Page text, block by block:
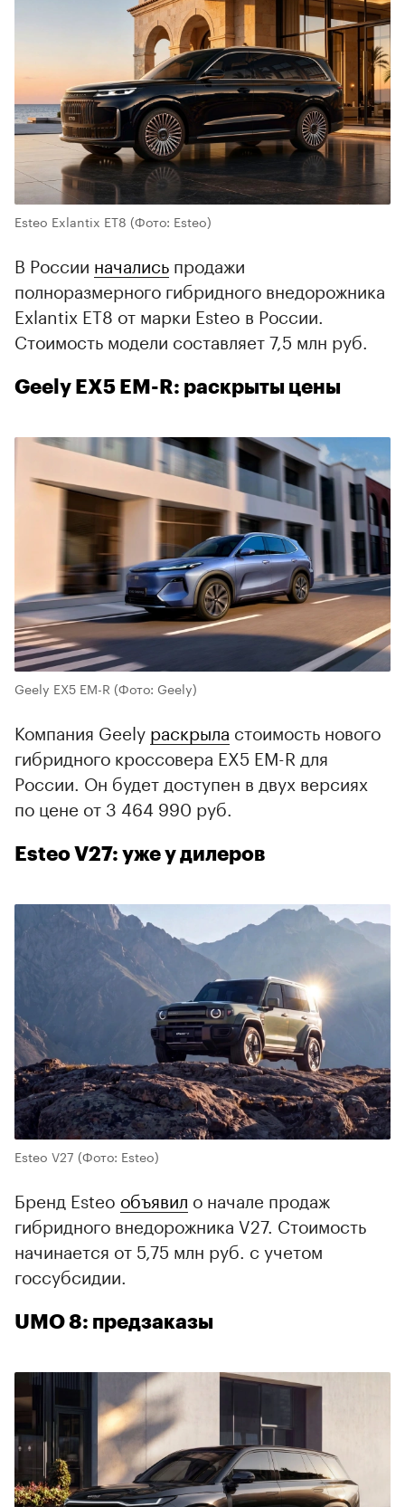
Esteo Exlantix ET8 (Фото: Esteo)
В России начались продажи
полноразмерного гибридного внедорожника
Exlantix ET8 от марки Esteo в России.
Стоимость модели составляет 7,5 млн руб.
Geely EX5 EM-R: раскрыты цены
Geely EX5 EM-R (Фото: Geely)
Компания Geely раскрыла стоимость нового
гибридного кроссовера EX5 EM-R для
России. Он будет доступен в двух версиях
по цене от 3 464 990 руб.
Esteo V27: уже у дилеров
Esteo V27 (Фото: Esteo)
Бренд Esteo объявил о начале продаж
гибридного внедорожника V27. Стоимость
начинается от 5,75 млн руб. с учетом
госсубсидии.
UMO 8: предзаказы